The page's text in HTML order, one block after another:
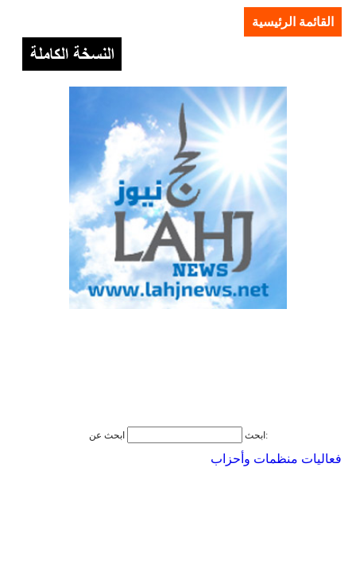
القائمة الرئيسية
ابحث ابحث عن:
فعاليات منظمات وأحزاب